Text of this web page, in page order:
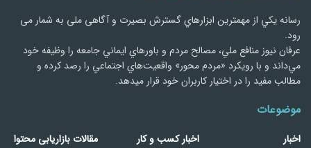
رسانه يكي از مهمترین ابزارهاي گسترش بصیرت و آگاهی ملی به شمار می
رود.
عرفان نیوز منافع ملي، مصالح مردم و باورهاي ايماني جامعه را وظيفه خود
مي‌داند و با رويكرد «مردم‌ محور» واقعيت‌هاي اجتماعي را رصد کرده و
مطالب مفید را در اختیار کاربران خود قرار میدهد.
موضوعات
اخبار
اخبار کسب و کار
مقالات بازاریابی محتوا